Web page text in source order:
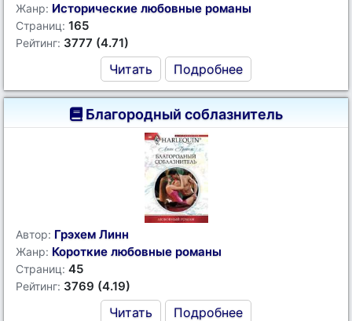
Жанр: Исторические любовные романы
Страниц: 165
Рейтинг: 3777 (4.71)
Читать Подробнее
Благородный соблазнитель
Автор: Грэхем Линн
Жанр: Короткие любовные романы
Страниц: 45
Рейтинг: 3769 (4.19)
Читать Подробнее